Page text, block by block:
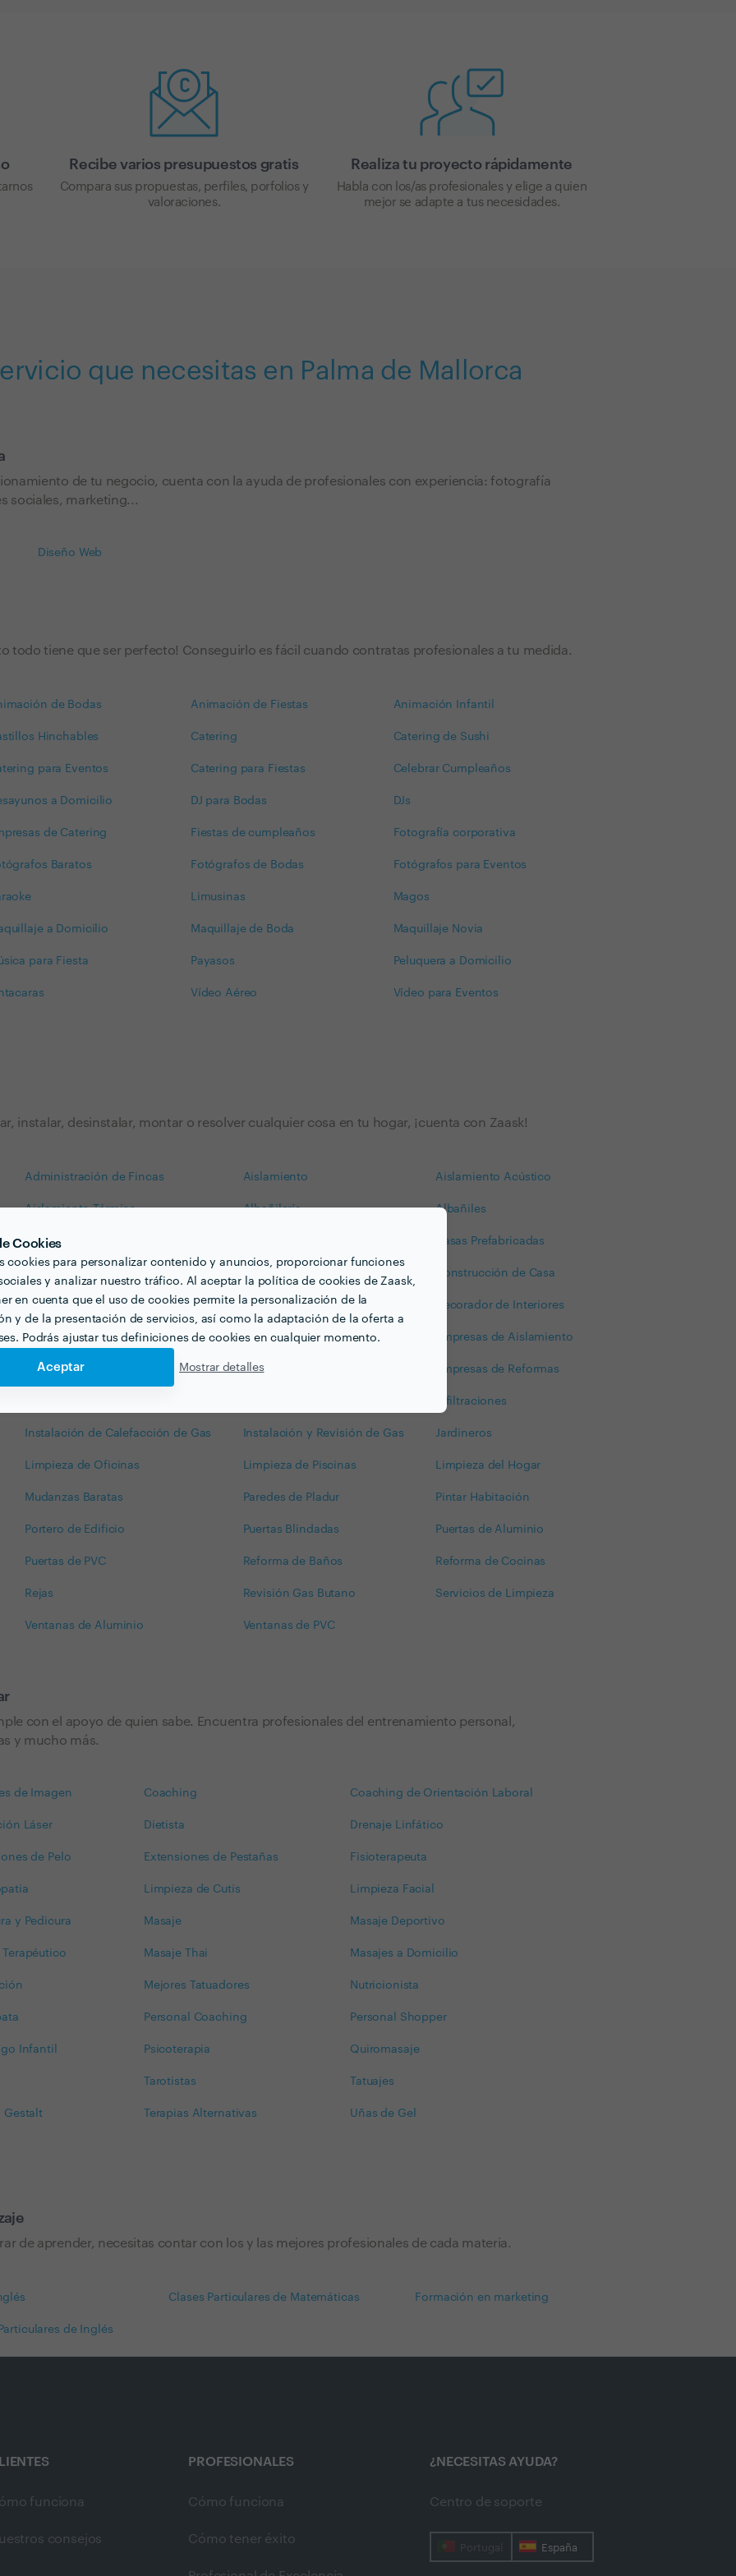
Cookies
cookies para personalizar contenido y anuncios, proporcionar funciones
y analizar nuestro tráfico. Al aceptar la política de cookies de Zaask,
en cuenta que el uso de cookies permite la personalización de la
y de la presentación de servicios, así como la adaptación de la oferta a
Podrás ajustar tus definiciones de cookies en cualquier momento.
Aceptar Mostrar detalles
Recibe varios presupuestos gratis
Compara sus propuestas, perfiles, porfolios y
valoraciones.
Realiza tu proyecto rápidamente
Habla con los/as profesionales y elige a quien
mejor se adapte a tus necesidades.
que necesitas en Palma de Mallorca
de tu negocio, cuenta con la ayuda de profesionales con experiencia: fotografía
sociales, marketing...
Diseño Web
todo tiene que ser perfecto! Conseguirlo es fácil cuando contratas profesionales a tu medida.
de Bodas Animación de Fiestas Animación Infantil
Hinchables Catering Catering de Sushi
para Eventos Catering para Fiestas Celebrar Cumpleaños
a Domicilio DJ para Bodas DJs
de Catering Fiestas de cumpleaños Fotografía corporativa
Baratos Fotógrafos de Bodas Fotógrafos para Eventos
Limusinas Magos
a Domicilio Maquillaje de Boda Maquillaje Novia
para Fiesta Payasos Peluquera a Domicilio
Vídeo Aéreo Vídeo para Eventos
instalar, desinstalar, montar o resolver cualquier cosa en tu hogar, ¡cuenta con Zaask!
Administración de Fincas Aislamiento Aislamiento Acústico
Aislamiento Térmico Albañilería Albañiles
Carpintería de Aluminio Casas Prefabricadas
Construcción de Casa
Decoración de Baño Decoración Dormitorios Decorador de Interiores
Diseño de Jardines Empresa de Pintura Empresas de Aislamiento
Empresas de Limpieza Empresas de Mudanzas Empresas de Reformas
Infiltraciones
Instalación de Calefacción de Gas Instalación y Revisión de Gas Jardineros
Limpieza de Oficinas Limpieza de Piscinas Limpieza del Hogar
Mudanzas Baratas Paredes de Pladur Pintar Habitación
Portero de Edificio Puertas Blindadas Puertas de Aluminio
Puertas de PVC Reforma de Baños Reforma de Cocinas
Rejas Revisión Gas Butano Servicios de Limpieza
Ventanas de Aluminio Ventanas de PVC
con el apoyo de quien sabe. Encuentra profesionales del entrenamiento personal,
y mucho más.
de Imagen Coaching Coaching de Orientación Laboral
Láser Dietista Drenaje Linfático
de Pelo Extensiones de Pestañas Fisioterapeuta
Limpieza de Cutis Limpieza Facial
y Pedicura Masaje Masaje Deportivo
Terapéutico Masaje Thai Masajes a Domicilio
Mejores Tatuadores Nutricionista
Personal Coaching Personal Shopper
Infantil Psicoterapia Quiromasaje
Tarotistas Tatuajes
Gestalt Terapias Alternativas Uñas de Gel
de aprender, necesitas contar con los y las mejores profesionales de cada materia.
Clases Particulares de Matemáticas Formación en marketing
de Inglés
funciona
consejos
PROFESIONALES
Cómo funciona
Cómo tener éxito
¿NECESITAS AYUDA?
Centro de soporte
Portugal España